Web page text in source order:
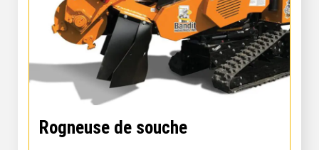
Rogneuse de souche